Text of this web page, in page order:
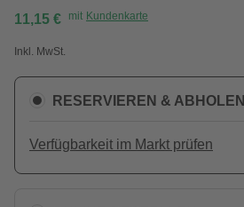
11,15 € mit Kundenkarte
Inkl. MwSt.
RESERVIEREN & ABHOLEN
Verfügbarkeit im Markt prüfen